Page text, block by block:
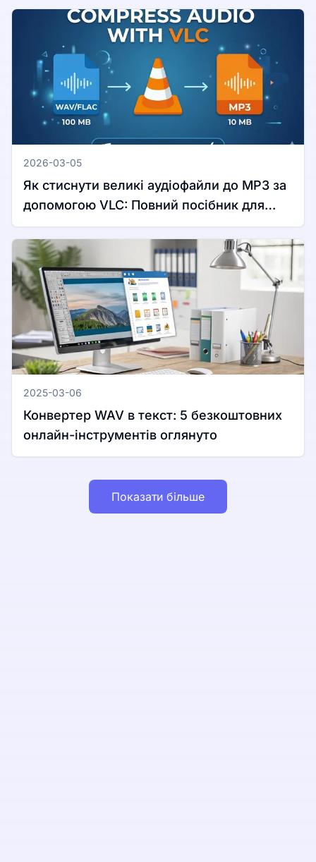
2026-03-05
Як стиснути великі аудіофайли до MP3 за
допомогою VLC: Повний посібник для
Windows та Mac
2025-03-06
Конвертер WAV в текст: 5 безкоштовних
онлайн-інструментів оглянуто
Показати більше